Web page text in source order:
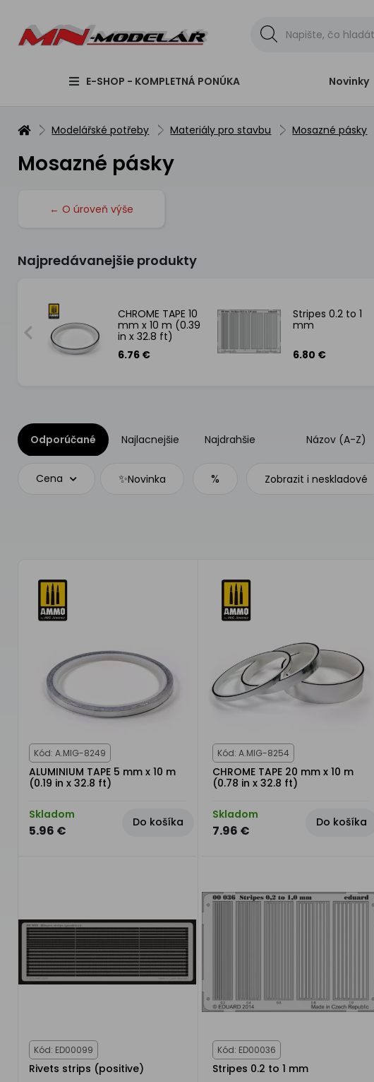
E-SHOP - KOMPLETNÁ PONÚKA Novinky
Modelářské potřeby Materiály pro stavbu Mosazné pásky
Mosazné pásky
← O úroveň výše
Najpredávanejšie produkty
CHROME TAPE 10
mm x 10 m (0.39
in x 32.8 ft)
6.76 €
Stripes 0.2 to 1
mm
6.80 €
Odporúčané Najlacnejšie Najdrahšie Názov (A-Z)
Cena ✨Novinka % Zobrazit i neskladové
Kód: A.MIG-8249
ALUMINIUM TAPE 5 mm x 10 m
(0.19 in x 32.8 ft)
Skladom
5.96 €
Do košíka
Kód: A.MIG-8254
CHROME TAPE 20 mm x 10 m
(0.78 in x 32.8 ft)
Skladom
7.96 €
Do košíka
Kód: ED00099
Rivets strips (positive)
Kód: ED00036
Stripes 0.2 to 1 mm